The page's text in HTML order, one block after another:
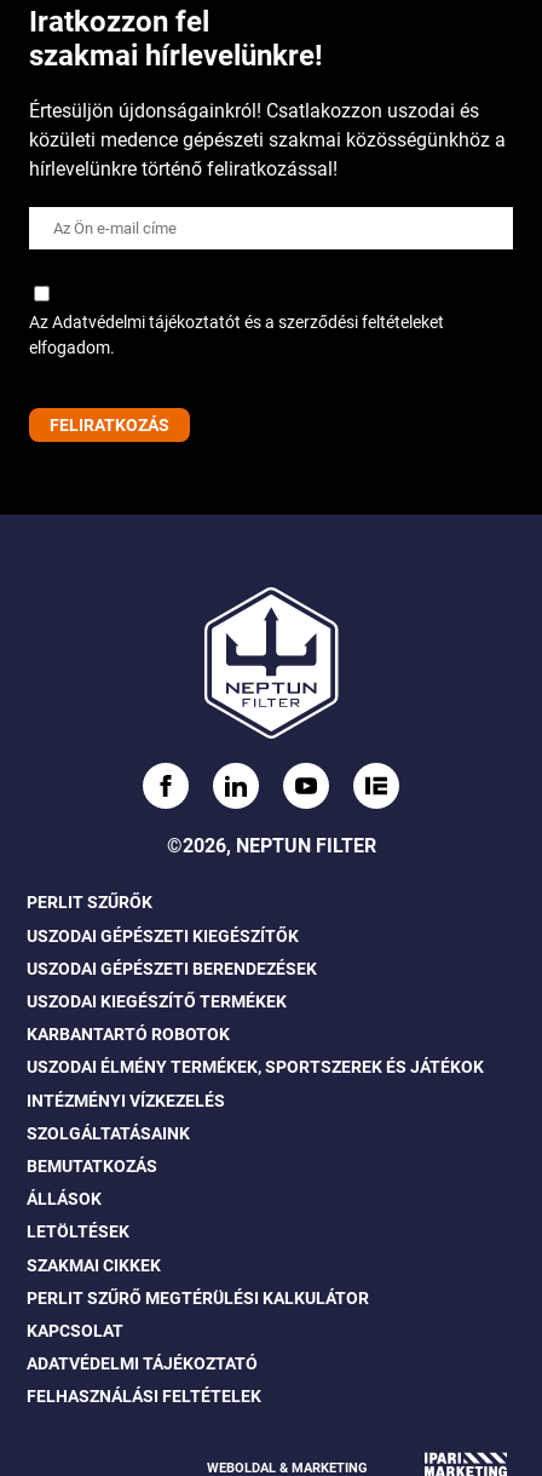
Iratkozzon fel
szakmai hírlevelünkre!
Értesüljön újdonságainkról! Csatlakozzon uszodai és
közületi medence gépészeti szakmai közösségünkhöz a
hírlevelünkre történő feliratkozással!
Az Adatvédelmi tájékoztatót és a szerződési feltételeket
elfogadom.
©2026, NEPTUN FILTER
PERLIT SZŰRŐK
USZODAI GÉPÉSZETI KIEGÉSZÍTŐK
USZODAI GÉPÉSZETI BERENDEZÉSEK
USZODAI KIEGÉSZÍTŐ TERMÉKEK
KARBANTARTÓ ROBOTOK
USZODAI ÉLMÉNY TERMÉKEK, SPORTSZEREK ÉS JÁTÉKOK
INTÉZMÉNYI VÍZKEZELÉS
SZOLGÁLTATÁSAINK
BEMUTATKOZÁS
ÁLLÁSOK
LETÖLTÉSEK
SZAKMAI CIKKEK
PERLIT SZŰRŐ MEGTÉRÜLÉSI KALKULÁTOR
KAPCSOLAT
ADATVÉDELMI TÁJÉKOZTATÓ
FELHASZNÁLÁSI FELTÉTELEK
WEBOLDAL & MARKETING